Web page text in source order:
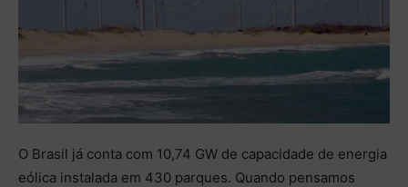
O Brasil já conta com 10,74 GW de capacidade de energia
eólica instalada em 430 parques. Quando pensamos